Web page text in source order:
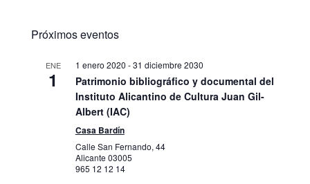
Próximos eventos
ENE
1
1 enero 2020 -31 diciembre 2030
Patrimonio bibliográfico y documental del
Instituto Alicantino de Cultura Juan Gil-
Albert (IAC)
Casa Bardín
Calle San Fernando, 44
Alicante 03005
965 12 12 14